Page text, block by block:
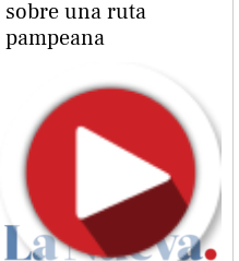
sobre una ruta
pampeana